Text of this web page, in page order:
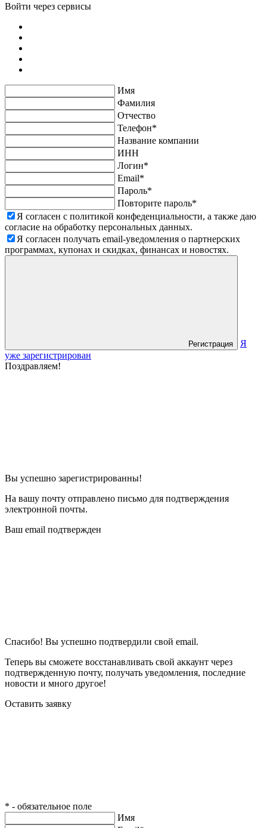
Войти через сервисы
Имя
Фамилия
Отчество
Телефон*
Название компании
ИНН
Логин*
Email*
Пароль*
Повторите пароль*
Я согласен с политикой конфеденциальности, а также даю
согласие на обработку персональных данных.
Я согласен получать email-уведомления о партнерских
программах, купонах и скидках, финансах и новостях.
Регистрация
Я
уже зарегистрирован
Поздравляем!
Вы успешно зарегистрированны!
На вашу почту отправлено письмо для подтверждения
электронной почты.
Ваш email подтвержден
Спасибо! Вы успешно подтвердили свой email.
Теперь вы сможете восстанавливать свой аккаунт через
подтвержденную почту, получать уведомления, последние
новости и много другое!
Оставить заявку
* - обязательное поле
Имя